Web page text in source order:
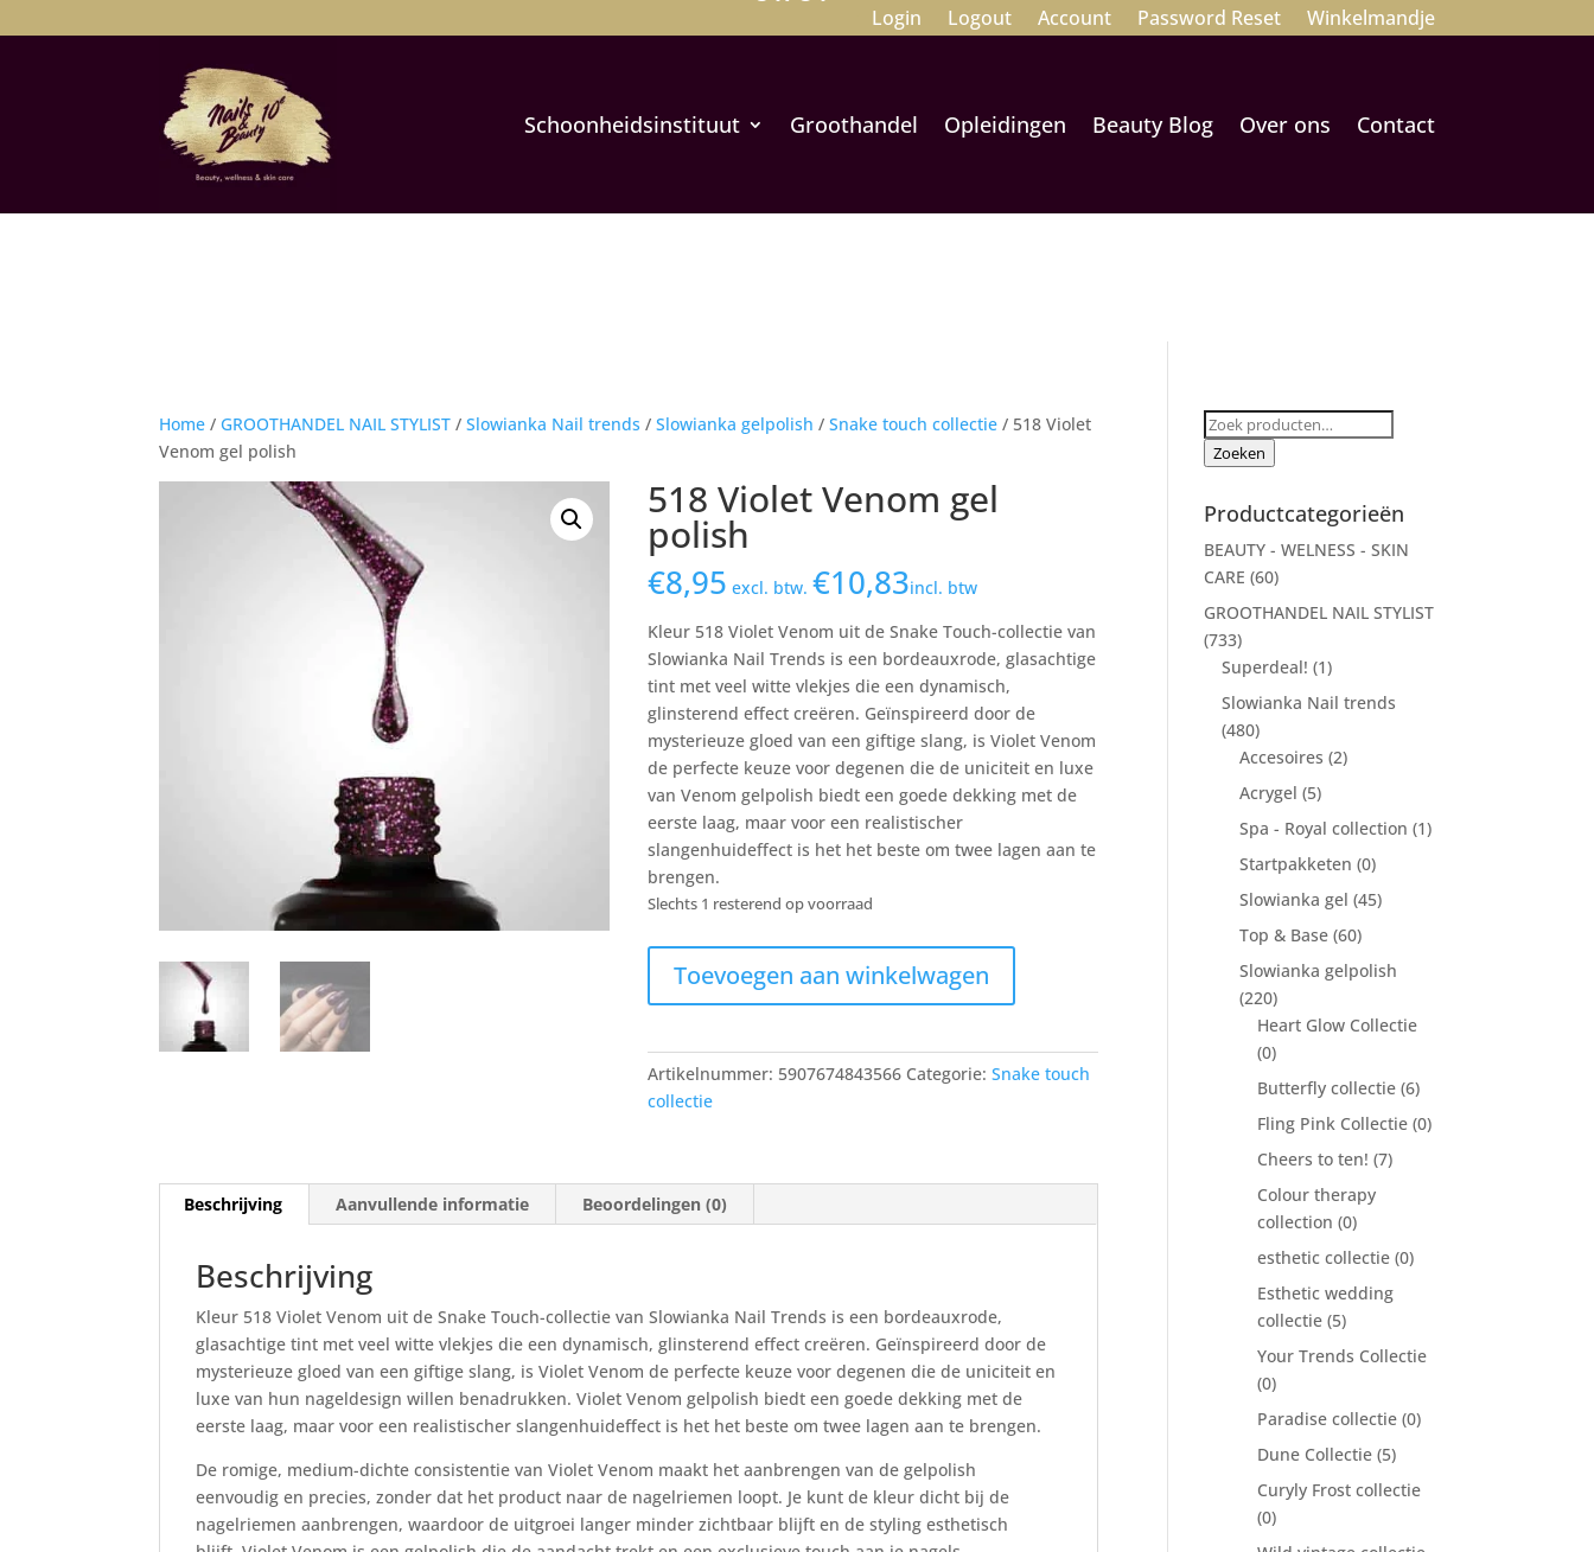
Login Logout Account Password Reset Winkelmandje
Schoonheidsinstituut Groothandel Opleidingen Beauty Blog Over ons Contact
Home / GROOTHANDEL NAIL STYLIST /Slowianka Nail trends /Slowianka gelpolish /Snake touch collectie / 518 Violet
Venom gel polish
518 Violet Venom gel
polish
€8,95 excl. btw.€10,83incl. btw
Kleur 518 Violet Venom uit de Snake Touch-collectie van
Slowianka Nail Trends is een bordeauxrode, glasachtige
tint met veel witte vlekjes die een dynamisch,
glinsterend effect creëren. Geïnspireerd door de
mysterieuze gloed van een giftige slang, is Violet Venom
de perfecte keuze voor degenen die de uniciteit en luxe
van Venom gelpolish biedt een goede dekking met de
eerste laag, maar voor een realistischer
slangenhuideffect is het het beste om twee lagen aan te
brengen.
Slechts 1 resterend op voorraad
Violet
Venom
polish
aantal
Toevoegen aan winkelwagen
Artikelnummer: 5907674843566 Categorie:Snake touch
collectie
Beschrijving Aanvullende informatie Beoordelingen (0)
Beschrijving
Kleur 518 Violet Venom uit de Snake Touch-collectie van Slowianka Nail Trends is een bordeauxrode,
glasachtige tint met veel witte vlekjes die een dynamisch, glinsterend effect creëren. Geïnspireerd door de
mysterieuze gloed van een giftige slang, is Violet Venom de perfecte keuze voor degenen die de uniciteit en
luxe van hun nageldesign willen benadrukken. Violet Venom gelpolish biedt een goede dekking met de
eerste laag, maar voor een realistischer slangenhuideffect is het het beste om twee lagen aan te brengen.
De romige, medium-dichte consistentie van Violet Venom maakt het aanbrengen van de gelpolish
eenvoudig en precies, zonder dat het product naar de nagelriemen loopt. Je kunt de kleur dicht bij de
nagelriemen aanbrengen, waardoor de uitgroei langer minder zichtbaar blijft en de styling esthetisch
Zoeken
naar:
Zoeken
Productcategorieën
BEAUTY - WELNESS - SKIN
CARE (60)
GROOTHANDEL NAIL STYLIST
(733)
Superdeal! (1)
Slowianka Nail trends
(480)
Accesoires (2)
Acrygel (5)
Spa - Royal collection (1)
Startpakketen (0)
Slowianka gel (45)
Top & Base (60)
Slowianka gelpolish
(220)
Heart Glow Collectie
(0)
Butterfly collectie (6)
Fling Pink Collectie (0)
Cheers to ten! (7)
Colour therapy
collection (0)
esthetic collectie (0)
Esthetic wedding
collectie (5)
Your Trends Collectie
(0)
Paradise collectie (0)
Dune Collectie (5)
Curyly Frost collectie
(0)